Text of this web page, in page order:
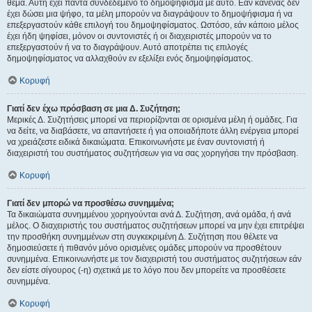
θέμα. Αυτή έχει πάντα συνδεδεμένο το δημοψήφισμα με αυτό. Εάν κανένας δεν
έχει δώσει μια ψήφο, τα μέλη μπορούν να διαγράψουν το δημοψήφισμα ή να
επεξεργαστούν κάθε επιλογή του δημοψηφίσματος. Ωστόσο, εάν κάποιο μέλος
έχει ήδη ψηφίσει, μόνον οι συντονιστές ή οι διαχειριστές μπορούν να το
επεξεργαστούν ή να το διαγράψουν. Αυτό αποτρέπει τις επιλογές
δημοψηφίσματος να αλλαχθούν εν εξελίξει ενός δημοψηφίσματος.
Κορυφή
Γιατί δεν έχω πρόσβαση σε μια Δ. Συζήτηση;
Μερικές Δ. Συζητήσεις μπορεί να περιορίζονται σε ορισμένα μέλη ή ομάδες. Για
να δείτε, να διαβάσετε, να απαντήσετε ή για οποιαδήποτε άλλη ενέργεια μπορεί
να χρειάζεστε ειδικά δικαιώματα. Επικοινωνήστε με έναν συντονιστή ή
διαχειριστή του συστήματος συζητήσεων για να σας χορηγήσει την πρόσβαση.
Κορυφή
Γιατί δεν μπορώ να προσθέσω συνημμένα;
Τα δικαιώματα συνημμένου χορηγούνται ανά Δ. Συζήτηση, ανά ομάδα, ή ανά
μέλος. Ο διαχειριστής του συστήματος συζητήσεων μπορεί να μην έχει επιτρέψει
την προσθήκη συνημμένων στη συγκεκριμένη Δ. Συζήτηση που θέλετε να
δημοσιεύσετε ή πιθανόν μόνο ορισμένες ομάδες μπορούν να προσθέτουν
συνημμένα. Επικοινωνήστε με τον διαχειριστή του συστήματος συζητήσεων εάν
δεν είστε σίγουρος (-η) σχετικά με το λόγο που δεν μπορείτε να προσθέσετε
συνημμένα.
Κορυφή